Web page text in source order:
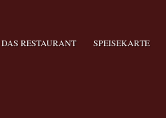
DAS RESTAURANT SPEISEKARTE